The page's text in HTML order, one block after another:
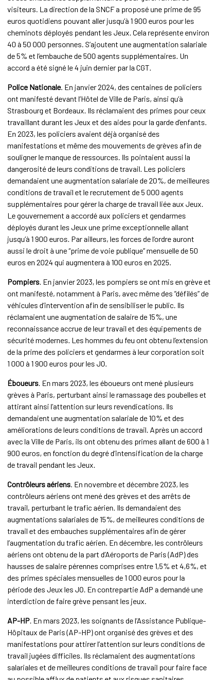
visiteurs. La direction de la SNCF a proposé une prime de 95
euros quotidiens pouvant aller jusqu’à 1 900 euros pour les
cheminots déployés pendant les Jeux. Cela représente environ
40 à 50 000 personnes. S’ajoutent une augmentation salariale
de 5% et l’embauche de 500 agents supplémentaires. Un
accord a été signé le 4 juin dernier par la CGT.
Police Nationale. En janvier 2024, des centaines de policiers
ont manifesté devant l’Hôtel de Ville de Paris, ainsi qu’à
Strasbourg et Bordeaux. Ils réclamaient des primes pour ceux
travaillant durant les Jeux et des aides pour la garde d’enfants.
En 2023, les policiers avaient déjà organisé des
manifestations et même des mouvements de grèves afin de
souligner le manque de ressources. Ils pointaient aussi la
dangerosité de leurs conditions de travail. Les policiers
demandaient une augmentation salariale de 20%, de meilleures
conditions de travail et le recrutement de 5 000 agents
supplémentaires pour gérer la charge de travail liée aux Jeux.
Le gouvernement a accordé aux policiers et gendarmes
déployés durant les Jeux une prime exceptionnelle allant
jusqu’à 1 900 euros. Par ailleurs, les forces de l’ordre auront
aussi le droit à une “prime de voie publique” mensuelle de 50
euros en 2024 qui augmentera à 100 euros en 2025.
Pompiers. En janvier 2023, les pompiers se ont mis en grève et
ont manifesté, notamment à Paris, avec même des “défilés” de
véhicules d’intervention afin de sensibiliser le public. Ils
réclamaient une augmentation de salaire de 15%, une
reconnaissance accrue de leur travail et des équipements de
sécurité modernes. Les hommes du feu ont obtenu l’extension
de la prime des policiers et gendarmes à leur corporation soit
1 000 à 1 900 euros pour les JO.
Éboueurs. En mars 2023, les éboueurs ont mené plusieurs
grèves à Paris, perturbant ainsi le ramassage des poubelles et
attirant ainsi l’attention sur leurs revendications. Ils
demandaient une augmentation salariale de 10% et des
améliorations de leurs conditions de travail. Après un accord
avec la Ville de Paris, ils ont obtenu des primes allant de 600 à 1
900 euros, en fonction du degré d’intensification de la charge
de travail pendant les Jeux.
Contrôleursaériens. En novembre et décembre 2023, les
contrôleurs aériens ont mené des grèves et des arrêts de
travail, perturbant le trafic aérien. Ils demandaient des
augmentations salariales de 15%, de meilleures conditions de
travail et des embauches supplémentaires afin de gérer
l’augmentation du trafic aérien. En décembre, les contrôleurs
aériens ont obtenu de la part d’Aéroports de Paris (AdP) des
hausses de salaire pérennes comprises entre 1,5% et 4,6%, et
des primes spéciales mensuelles de 1 000 euros pour la
période des Jeux les JO. En contrepartie AdP a demandé une
interdiction de faire grève pensant les jeux.
AP-HP. En mars 2023, les soignants de l’Assistance Publique-
Hôpitaux de Paris (AP-HP) ont organisé des grèves et des
manifestations pour attirer l’attention sur leurs conditions de
travail jugées difficiles. Ils réclamaient des augmentations
salariales et de meilleures conditions de travail pour faire face